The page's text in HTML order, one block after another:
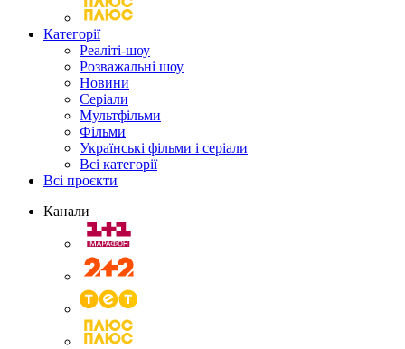
Категорії
Реаліті-шоу
Розважальні шоу
Новини
Серіали
Мультфільми
Фільми
Українські фільми і серіали
Всі категорії
Всі проєкти
Канали